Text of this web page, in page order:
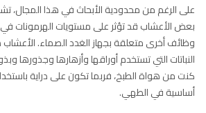
على الرغم من محدودية الأبحاث في هذا المجال،
بعض الأعشاب قد تؤثر على مستويات الهرمونات في
وظائف أخرى متعلقة بجهاز الغدد الصماء.
النباتات التي تستخدم أوراقها وأزهارها وجذورها
كنت من هواة الطبخ، فربما تكون على دراية
أساسية في الطهي.